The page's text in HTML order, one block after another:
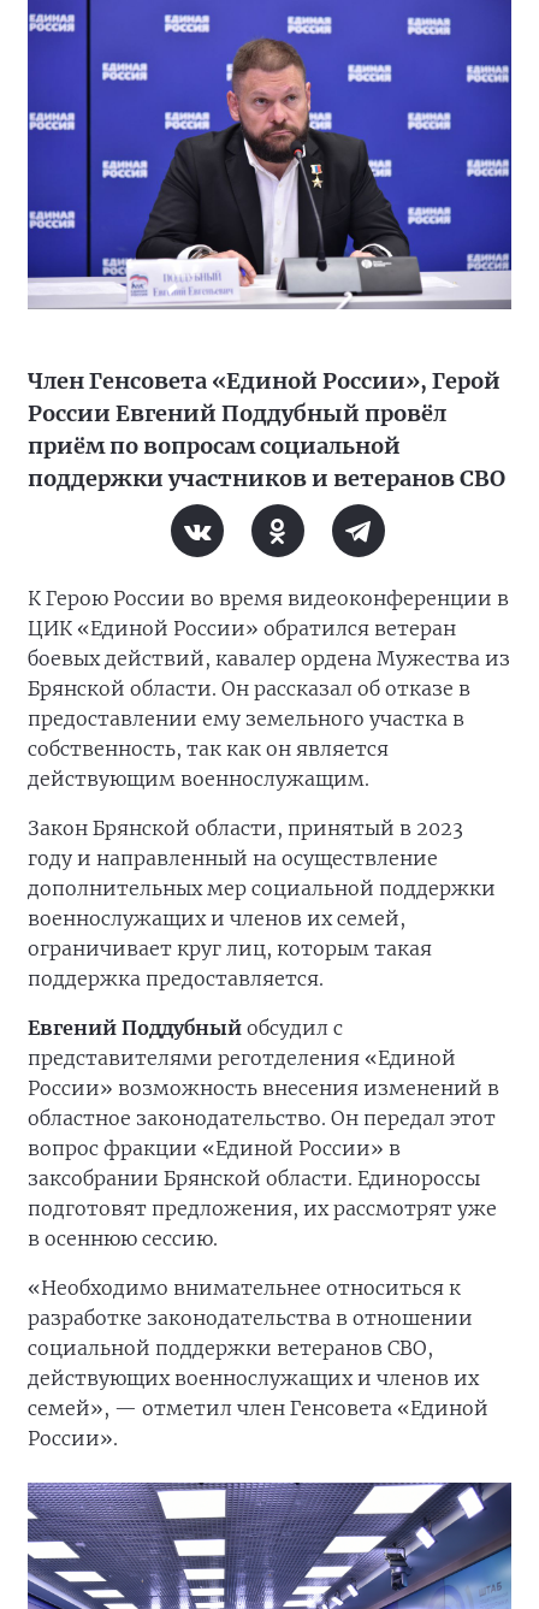
Член Генсовета «Единой России», Герой
России Евгений Поддубный провёл
приём по вопросам социальной
поддержки участников и ветеранов СВО
К Герою России во время видеоконференции в
ЦИК «Единой России» обратился ветеран
боевых действий, кавалер ордена Мужества из
Брянской области. Он рассказал об отказе в
предоставлении ему земельного участка в
собственность, так как он является
действующим военнослужащим.
Закон Брянской области, принятый в 2023
году и направленный на осуществление
дополнительных мер социальной поддержки
военнослужащих и членов их семей,
ограничивает круг лиц, которым такая
поддержка предоставляется.
Евгений Поддубный обсудил с
представителями реготделения «Единой
России» возможность внесения изменений в
областное законодательство. Он передал этот
вопрос фракции «Единой России» в
заксобрании Брянской области. Единороссы
подготовят предложения, их рассмотрят уже
в осеннюю сессию.
«Необходимо внимательнее относиться к
разработке законодательства в отношении
социальной поддержки ветеранов СВО,
действующих военнослужащих и членов их
семей», — отметил член Генсовета «Единой
России».